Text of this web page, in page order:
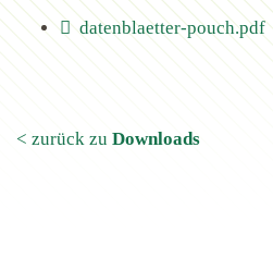
datenblaetter-pouch.pdf
< zurück zu Downloads